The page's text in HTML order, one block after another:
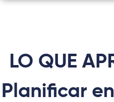
LO QUE
Planificar